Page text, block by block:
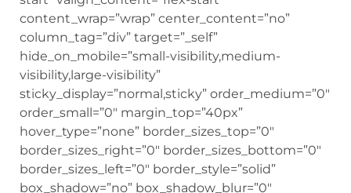
content_wrap=”wrap” center_content=”no”
column_tag=”div” target=”_self”
hide_on_mobile=”small-visibility,medium-
visibility,large-visibility”
sticky_display=”normal,sticky” order_medium=”0″
order_small=”0″ margin_top=”40px”
hover_type=”none” border_sizes_top=”0″
border_sizes_right=”0″ border_sizes_bottom=”0″
border_sizes_left=”0″ border_style=”solid”
box_shadow=”no” box_shadow_blur=”0″